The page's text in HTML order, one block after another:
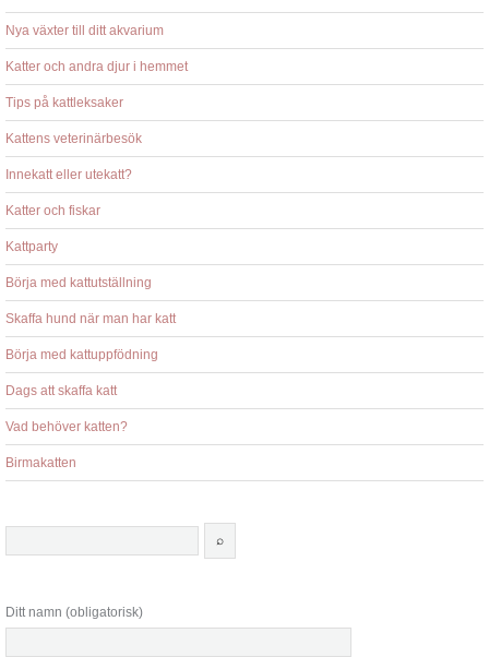
Nya växter till ditt akvarium
Katter och andra djur i hemmet
Tips på kattleksaker
Kattens veterinärbesök
Innekatt eller utekatt?
Katter och fiskar
Kattparty
Börja med kattutställning
Skaffa hund när man har katt
Börja med kattuppfödning
Dags att skaffa katt
Vad behöver katten?
Birmakatten
Ditt namn (obligatorisk)